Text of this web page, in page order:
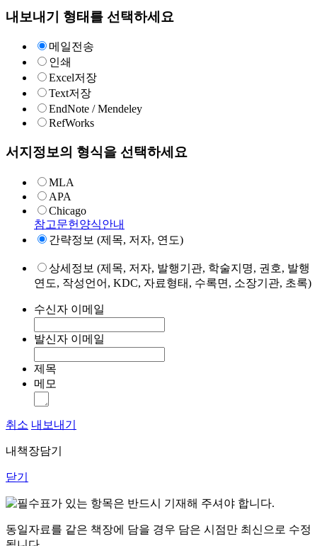
내보내기 형태를 선택하세요
메일전송
인쇄
Excel저장
Text저장
EndNote / Mendeley
RefWorks
서지정보의 형식을 선택하세요
MLA
APA
Chicago
참고문헌양식안내
간략정보 (제목, 저자, 연도)
상세정보 (제목, 저자, 발행기관, 학술지명, 권호, 발행
연도, 작성언어, KDC, 자료형태, 수록면, 소장기관, 초록)
수신자 이메일
발신자 이메일
제목
메모
취소 내보내기
내책장담기
닫기
표가 있는 항목은 반드시 기재해 주셔야 합니다.
동일자료를 같은 책장에 담을 경우 담은 시점만 최신으로 수정